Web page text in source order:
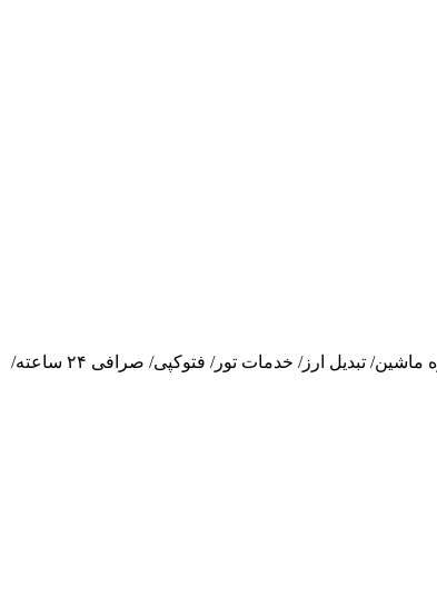
لاندری/ پذیرش بیست و چهار ساعته/ اینترنت در اتاق/ اینترنت در لابی/ اتاق چمدان/ خدمات بیدار باش/ خدمات اتو/ دستگاه واکس کفش/ اجاره ماشین/ تبدیل ارز/ خدمات تور/ فتوکپی/ صرافی ۲۴ ساعته/